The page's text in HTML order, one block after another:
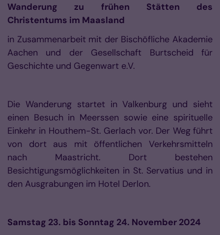
Wanderung zu frühen Stätten des
Christentums im Maasland
in Zusammenarbeit mit der Bischöfliche Akademie
Aachen und der Gesellschaft Burtscheid für
Geschichte und Gegenwart e.V.
Die Wanderung startet in Valkenburg und sieht
einen Besuch in Meerssen sowie eine spirituelle
Einkehr in Houthem-St. Gerlach vor. Der Weg führt
von dort aus mit öffentlichen Verkehrsmitteln
nach Maastricht. Dort bestehen
Besichtigungsmöglichkeiten in St. Servatius und in
den Ausgrabungen im Hotel Derlon.
Samstag 23. bis Sonntag 24. November 2024